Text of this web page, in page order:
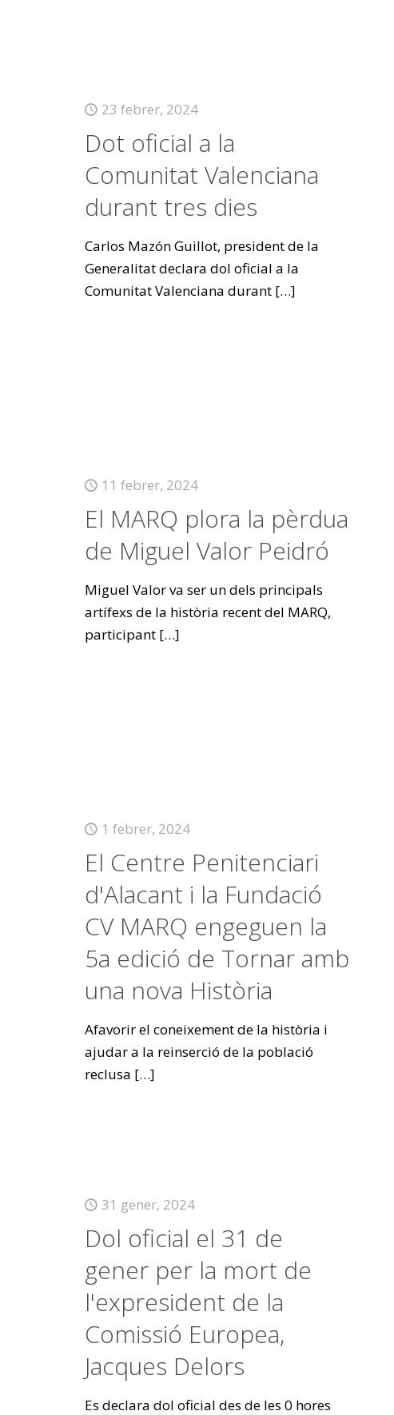
23 febrer, 2024
Dot oficial a la
Comunitat Valenciana
durant tres dies
Carlos Mazón Guillot, president de la
Generalitat declara dol oficial a la
Comunitat Valenciana durant[…]
11 febrer, 2024
El MARQ plora la pèrdua
de Miguel Valor Peidró
Miguel Valor va ser un dels principals
artífexs de la història recent del MARQ,
participant[…]
1 febrer, 2024
El Centre Penitenciari
d'Alacant i la Fundació
CV MARQ engeguen la
5a edició de Tornar amb
una nova Història
Afavorir el coneixement de la història i
ajudar a la reinserció de la població
reclusa […]
31 gener, 2024
Dol oficial el 31 de
gener per la mort de
l'expresident de la
Comissió Europea,
Jacques Delors
Es declara dol oficial des de les 0 hores